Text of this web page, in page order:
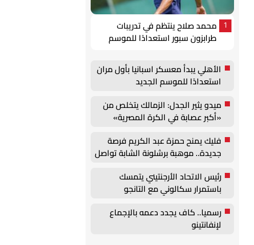
1
محمد صلاح ينتظم في تدريبات
طرابزون سبور استعدادًا للموسم
الأهلي يبدأ معسكر اسبانيا بأول مران
استعدادًا للموسم الجديد
ميدو يثير الجدل: الزمالك يتخلص من
«أكبر عصابة في الكرة المصرية»
فليك يمنح حمزة عبد الكريم فرصة
جديدة.. موهبة برشلونة الشابة تواصل
رئيس الاتحاد الأرجنتيني يتمسك
باستمرار سكالوني مع التانجو
رسميا.. كاف يجدد دعمه بالإجماع
لإنفانتينو